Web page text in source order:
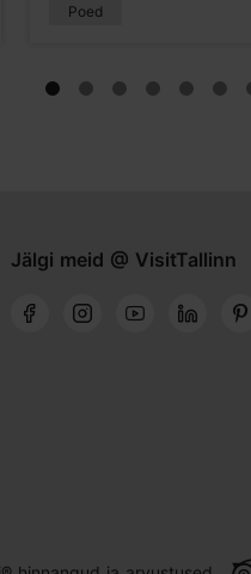
Poed
Jälgi meid @ VisitTallinn